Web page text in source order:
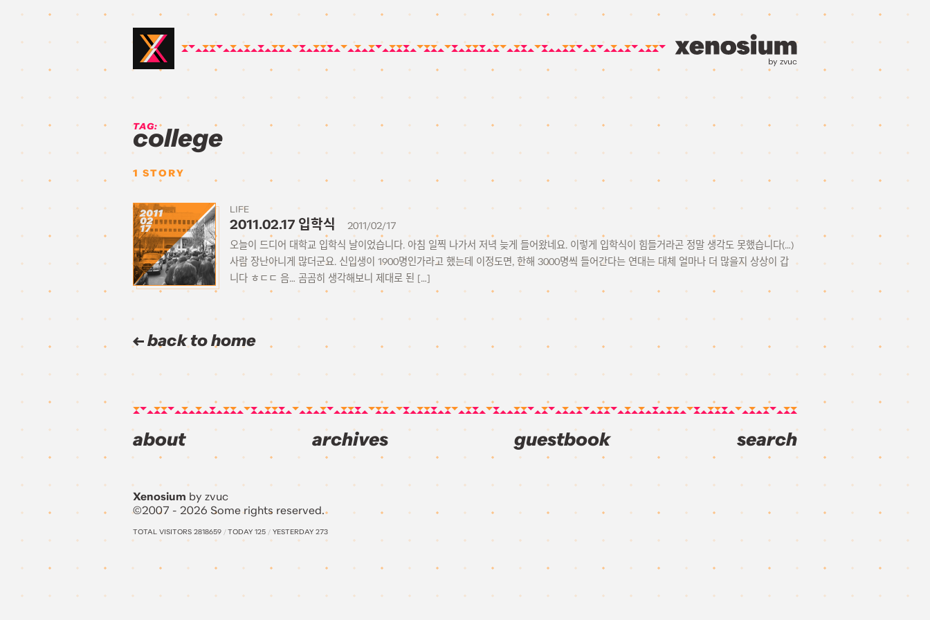
by zvuc
TAG:
college
1 STORY
2011
02
17
LIFE
2011.02.17 입학식
2011/02/17
오늘이 드디어 대학교 입학식 날이었습니다. 아침 일찍 나가서 저녁 늦게 들어왔네요. 이렇게 입학식이 힘들거라곤 정말 생각도 못했습니다(…)
사람 장난아니게 많더군요. 신입생이 1900명인가라고 했는데 이정도면, 한해 3000명씩 들어간다는 연대는 대체 얼마나 더 많을지 상상이 갑
니다 ㅎㄷㄷ 음… 곰곰히 생각해보니 제대로 된 […]
back to home
about archives guestbook search
Xenosium by zvuc
©2007 - 2026 Some rights reserved.
TOTAL VISITORS 2818659 /TODAY 125 / YESTERDAY 273